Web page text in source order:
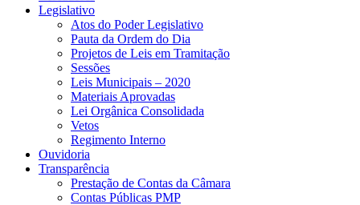
Legislativo
Atos do Poder Legislativo
Pauta da Ordem do Dia
Projetos de Leis em Tramitação
Sessões
Leis Municipais – 2020
Materiais Aprovadas
Lei Orgânica Consolidada
Vetos
Regimento Interno
Ouvidoria
Transparência
Prestação de Contas da Câmara
Contas Públicas PMP